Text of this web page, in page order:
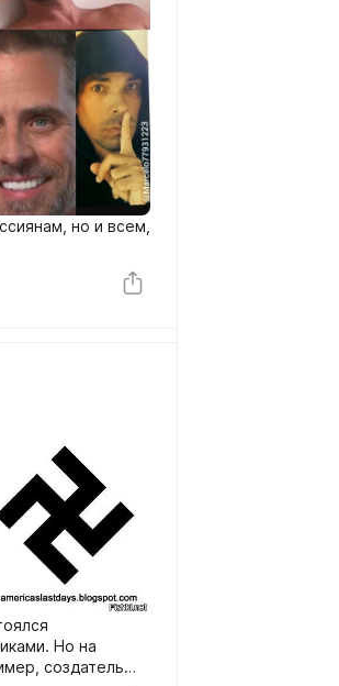
но и всем,
Но на
создатель